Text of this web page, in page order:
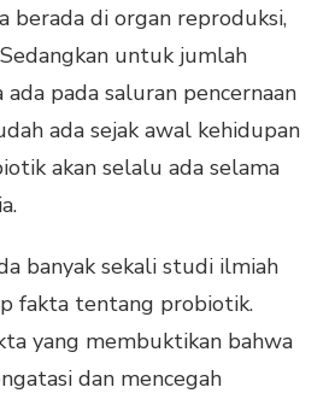
berada di organ reproduksi,
untuk jumlah
ada pada saluran pencernaan
ada sejak awal kehidupan
akan selalu ada selama
banyak sekali studi ilmiah
fakta tentang probiotik.
yang membuktikan bahwa
dan mencegah